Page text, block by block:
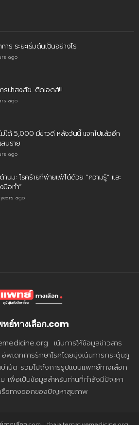
าร ระยะเริ่มต้นเป็นอย่างไร
ago
ารน่าสงสัย…ติดเอดส์!!!
ago
ได้ 5,000 มีข่าวดี หลังวันนี้ แจกไปแล้วอีก
นราย
ago
ต้านม: โรคร้ายที่พ่ายแพ้ได้ด้วย “ความรู้” และ
มือทำ”
years ago
ทย์ทางเลือก.com
เน้นการให้ข้อมูลข่าวสาร
เดทการรักษาโรคโดยมุ่งเน้นการกระตุ้นภู
บัด รวมไปถึงการรูปแบบแพทย์ทางเลือก
เพื่อเป็นข้อมูลสำหรับท่านที่กำลังมีปัญหา
อทางออกของปัญหาสุขภาพ